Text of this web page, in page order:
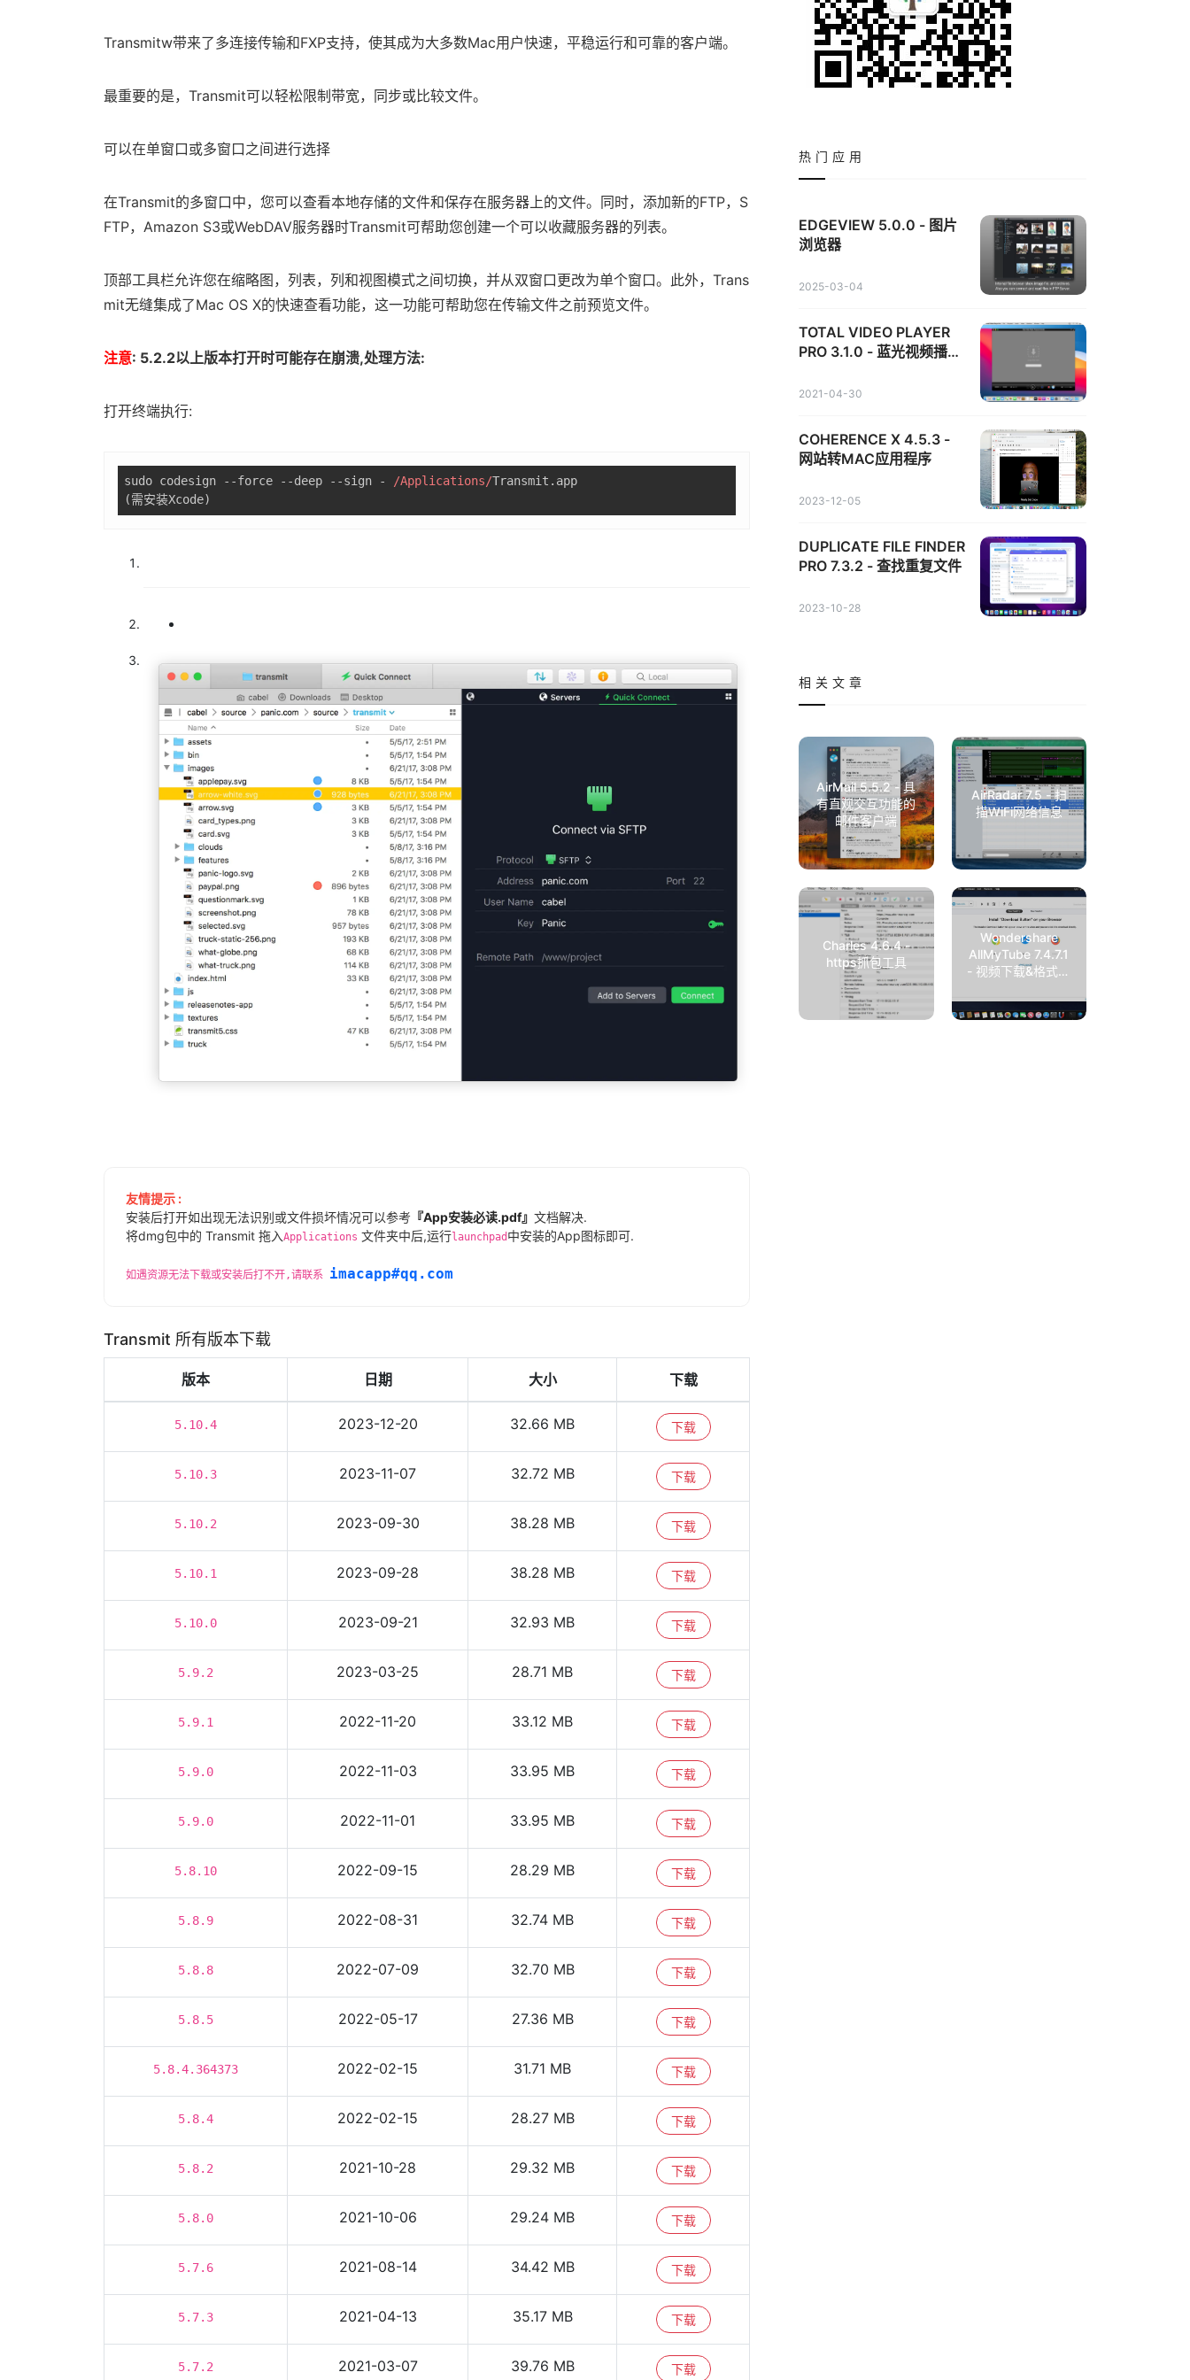
Transmitw带来了多连接传输和FXP支持，使其成为大多数Mac用户快速，平稳运行和可靠的客户端。
最重要的是，Transmit可以轻松限制带宽，同步或比较文件。
可以在单窗口或多窗口之间进行选择
在Transmit的多窗口中，您可以查看本地存储的文件和保存在服务器上的文件。同时，添加新的FTP，S
FTP，Amazon S3或WebDAV服务器时Transmit可帮助您创建一个可以收藏服务器的列表。
顶部工具栏允许您在缩略图，列表，列和视图模式之间切换，并从双窗口更改为单个窗口。此外，Trans
mit无缝集成了Mac OS X的快速查看功能，这一功能可帮助您在传输文件之前预览文件。
注意: 5.2.2以上版本打开时可能存在崩溃,处理方法:
打开终端执行:
sudo codesign --force --deep --sign - /Applications/Transmit.app
(需安装Xcode)
友情提示 :
安装后打开如出现无法识别或文件损坏情况可以参考 『App安装必读.pdf』 文档解决.
将dmg包中的 Transmit 拖入Applications 文件夹中后,运行launchpad 中安装的App图标即可.
如遇资源无法下载或安装后打不开,请联系 imacapp#qq.com
Transmit 所有版本下载
版本 日期 大小 下载
5.10.4 2023-12-20 32.66 MB 下载
5.10.3 2023-11-07 32.72 MB 下载
5.10.2 2023-09-30 38.28 MB 下载
5.10.1 2023-09-28 38.28 MB 下载
5.10.0 2023-09-21 32.93 MB 下载
5.9.2 2023-03-25 28.71 MB 下载
5.9.1 2022-11-20 33.12 MB 下载
5.9.0 2022-11-03 33.95 MB 下载
5.9.0 2022-11-01 33.95 MB 下载
5.8.10 2022-09-15 28.29 MB 下载
5.8.9 2022-08-31 32.74 MB 下载
5.8.8 2022-07-09 32.70 MB 下载
5.8.5 2022-05-17 27.36 MB 下载
5.8.4.364373 2022-02-15 31.71 MB 下载
5.8.4 2022-02-15 28.27 MB 下载
5.8.2 2021-10-28 29.32 MB 下载
5.8.0 2021-10-06 29.24 MB 下载
5.7.6 2021-08-14 34.42 MB 下载
5.7.3 2021-04-13 35.17 MB 下载
5.7.2 2021-03-07 39.76 MB 下载
热门应用
EDGEVIEW 5.0.0 - 图片
浏览器
2025-03-04
TOTAL VIDEO PLAYER
PRO 3.1.0 - 蓝光视频播放
2021-04-30
COHERENCE X 4.5.3 -
网站转MAC应用程序
2023-12-05
DUPLICATE FILE FINDER
PRO 7.3.2 - 查找重复文件
2023-10-28
相关文章
AirMail 5.5.2 - 具
有直观交互功能的
邮件客户端
AirRadar 7.5 - 扫
描WiFi网络信息
Charles 4.6.4 -
https抓包工具
Wondershare
AllMyTube 7.4.7.1
- 视频下载&格式转